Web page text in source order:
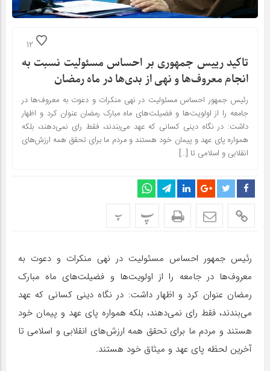
12
تاکید رییس جمهوری بر احساس مسئولیت نسبت به
انجام معروف‌ها و نهی از بدی‌ها در ماه رمضان
رئیس جمهور احساس مسئولیت در نهی منکرات و دعوت به معروف‌ها در
جامعه را از اولویت‌ها و فضیلت‌های ماه مبارک رمضان عنوان کرد و اظهار
داشت: در نگاه دینی کسانی که عهد می‌بندند، فقط رای نمی‌دهند، بلکه
همواره پای عهد و پیمان خود هستند و مردم ما برای تحقق همه ارزش‌های
انقلابی و اسلامی تا […]
پ پ
رئیس جمهور احساس مسئولیت در نهی منکرات و دعوت به
معروف‌ها در جامعه را از اولویت‌ها و فضیلت‌های ماه مبارک
رمضان عنوان کرد و اظهار داشت: در نگاه دینی کسانی که عهد
می‌بندند، فقط رای نمی‌دهند، بلکه همواره پای عهد و پیمان خود
هستند و مردم ما برای تحقق همه ارزش‌های انقلابی و اسلامی تا
آخرین لحظه پای عهد و میثاق خود هستند.